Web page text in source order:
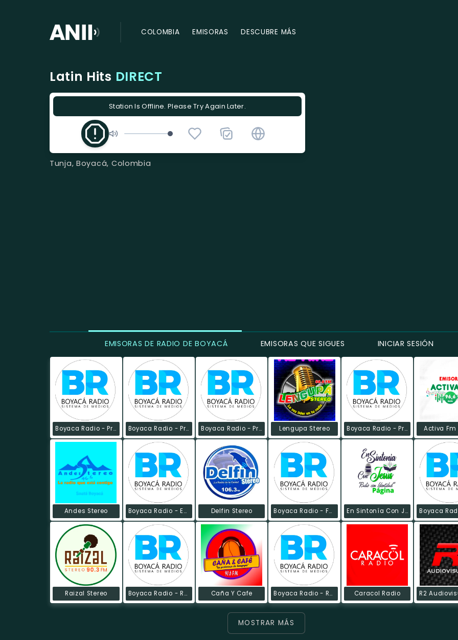
COLOMBIA EMISORAS DESCUBRE MÁS
Latin Hits DIRECT
Station Is Offline. Please Try Again Later.
Tunja, Boyacá, Colombia
EMISORAS DE RADIO DE BOYACÁ EMISORAS QUE SIGUES INICIAR SESIÓN
Boyaca Radio - Provincia Gutiérrez Boyaca Radio - Provincia Occidente Boyaca Radio - Provincia Márquez Lengupa Stereo Boyaca Radio - Provincia Libertad Activa Fm
Andes Stereo Boyaca Radio - Emisora Global Delfin Stereo Boyaca Radio - Festival Digital En Sintonía Con Jesús
Raizal Stereo Boyaca Radio - Radio Celular Caña Y Cafe Boyaca Radio - Rock Digital Caracol Radio
MOSTRAR MÁS